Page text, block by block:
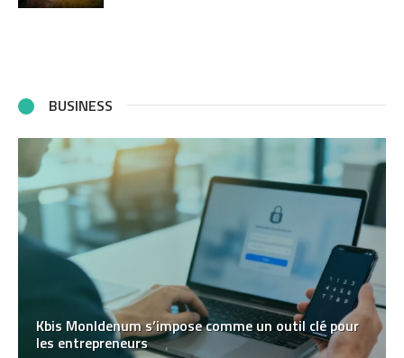
BUSINESS
Kbis MonIdenum s’impose comme un outil clé pour
les entrepreneurs